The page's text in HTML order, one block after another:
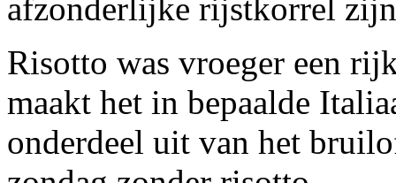
afzonderlijke rijstkorrel
Risotto was vroeger een
maakt het in bepaalde
onderdeel uit van het